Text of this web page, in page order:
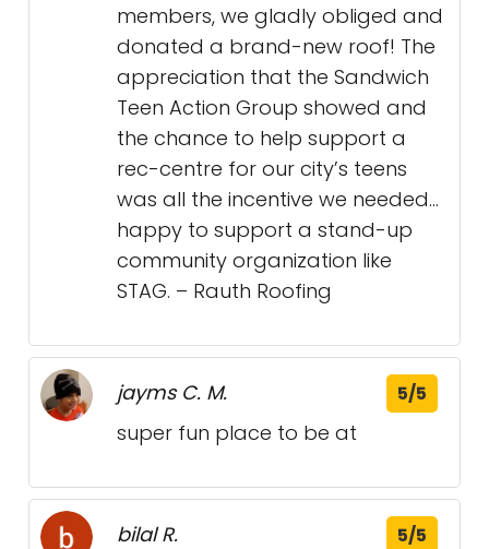
members, we gladly obliged and
donated a brand-new roof! The
appreciation that the Sandwich
Teen Action Group showed and
the chance to help support a
rec-centre for our city’s teens
was all the incentive we needed…
happy to support a stand-up
community organization like
STAG. – Rauth Roofing
jayms C. M. 5/5
super fun place to be at
bilal R. 5/5